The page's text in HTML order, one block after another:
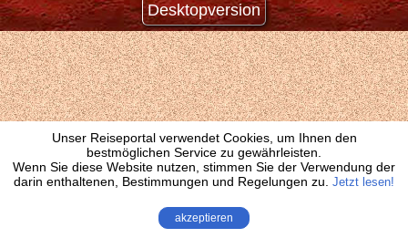
Desktopversion
Unser Reiseportal verwendet Cookies, um Ihnen den
bestmöglichen Service zu gewährleisten.
Wenn Sie diese Website nutzen, stimmen Sie der Verwendung der
darin enthaltenen, Bestimmungen und Regelungen zu. Jetzt lesen!